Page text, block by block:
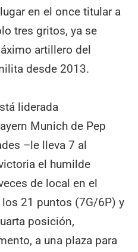
en el once titular a
tres gritos, ya se
artillero del
desde 2013.
liderada
Munich de Pep
–le lleva 7 al
el humilde
de local en el
21 puntos (7G/6P) y
posición,
a una plaza para